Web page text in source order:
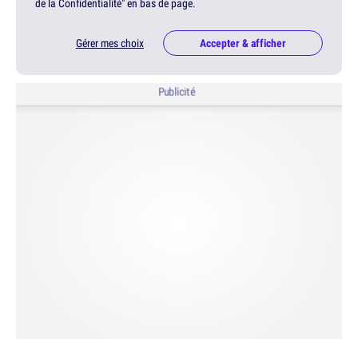
de la Confidentialité" en bas de page.
Gérer mes choix Accepter & afficher
Publicité